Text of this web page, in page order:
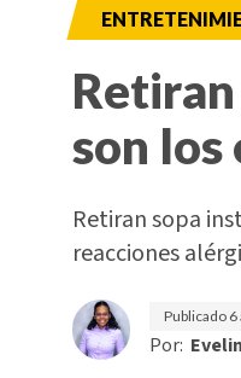
son los
Retiran sopa
reacciones
Publicado 6
Por: